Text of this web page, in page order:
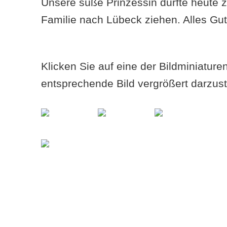
Familie nach Lübeck ziehen. Alles
Klicken Sie auf eine der
entsprechende Bild vergrößert